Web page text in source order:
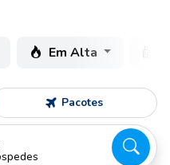
Em Alta
Pacotes